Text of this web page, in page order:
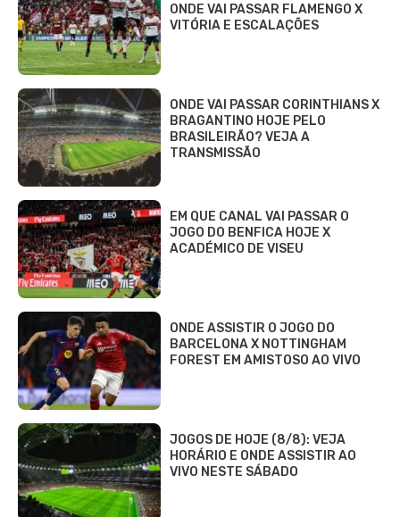
ONDE VAI PASSAR FLAMENGO X
VITÓRIA E ESCALAÇÕES
ONDE VAI PASSAR CORINTHIANS X
BRAGANTINO HOJE PELO
BRASILEIRÃO? VEJA A
TRANSMISSÃO
EM QUE CANAL VAI PASSAR O
JOGO DO BENFICA HOJE X
ACADÉMICO DE VISEU
ONDE ASSISTIR O JOGO DO
BARCELONA X NOTTINGHAM
FOREST EM AMISTOSO AO VIVO
JOGOS DE HOJE (8/8): VEJA
HORÁRIO E ONDE ASSISTIR AO
VIVO NESTE SÁBADO